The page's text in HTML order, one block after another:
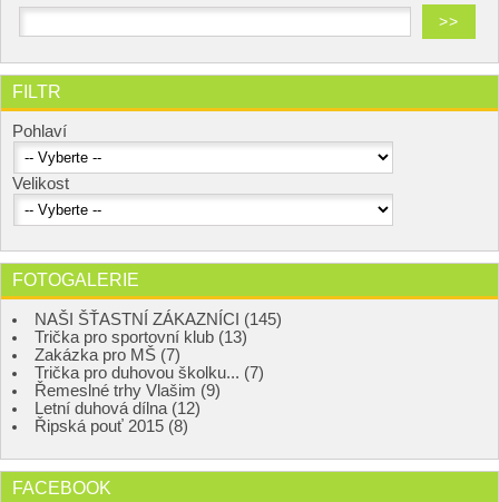
FILTR
Pohlaví
Velikost
FOTOGALERIE
NAŠI ŠŤASTNÍ ZÁKAZNÍCI (145)
Trička pro sportovní klub (13)
Zakázka pro MŠ (7)
Trička pro duhovou školku... (7)
Řemeslné trhy Vlašim (9)
Letní duhová dílna (12)
Řipská pouť 2015 (8)
FACEBOOK